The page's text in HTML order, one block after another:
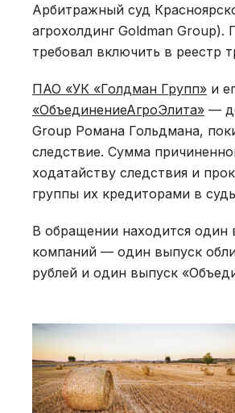
Арбитражный суд
агрохолдинг Goldman
требовал включить в реестр
ПАО «УК «Голдман Групп» и
«ОбъединениеАгроЭлита» —
Group Романа Гольдмана,
следствие. Сумма
ходатайству следствия и
группы их кредиторами в
В обращении находится один
компаний — один выпуск
рублей и один выпуск